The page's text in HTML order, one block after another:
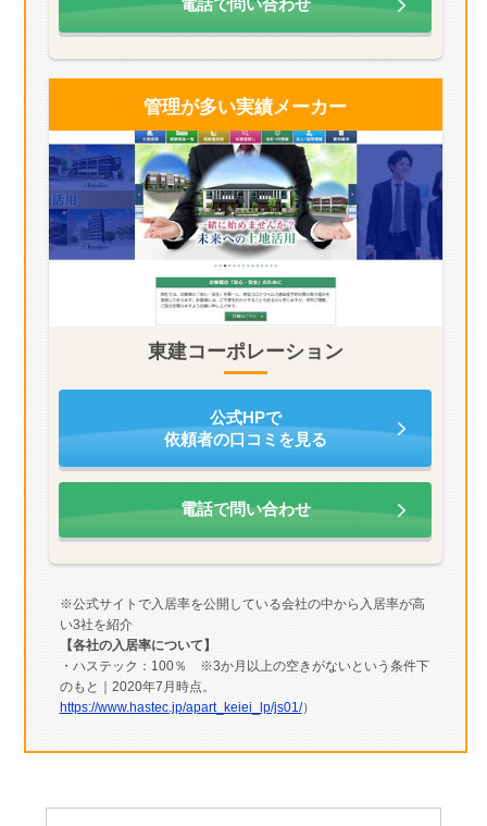
電話で問い合わせ
管理が多い実績メーカー
東建コーポレーション
公式HPで
依頼者の口コミを見る
電話で問い合わせ
※公式サイトで入居率を公開している会社の中から入居率が高
い3社を紹介
【各社の入居率について】
・ハステック：100％ ※3か月以上の空きがないという条件下
のもと｜2020年7月時点。
https://www.hastec.jp/apart_keiei_lp/js01/）